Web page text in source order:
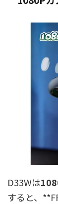
D33Wは
すると、